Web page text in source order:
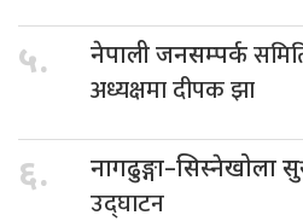
५. नेपाली जनसम्पर्क
अध्यक्षमा दीपक झा
६. नागढुङ्गा–सिस्नेखोला
उद्घाटन